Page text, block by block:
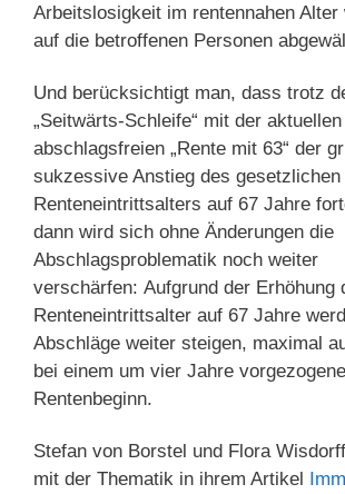
Arbeitslosigkeit im rentennahen Alter
auf die betroffenen Personen
Und berücksichtigt man, dass trotz
„Seitwärts-Schleife“ mit der
abschlagsfreien „Rente mit 63“ der
sukzessive Anstieg des gesetzlichen
Renteneintrittsalters auf 67 Jahre
dann wird sich ohne Änderungen die
Abschlagsproblematik noch weiter
verschärfen: Aufgrund der Erhöhung
Renteneintrittsalter auf 67 Jahre
Abschläge weiter steigen, maximal
bei einem um vier Jahre
Rentenbeginn.
Stefan von Borstel und Flora
mit der Thematik in ihrem Artikel